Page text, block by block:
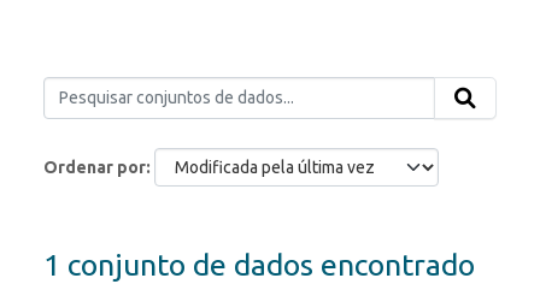
Ordenar por
1 conjunto de dados encontrado